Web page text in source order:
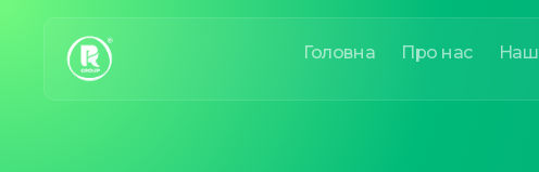
Головна Про нас